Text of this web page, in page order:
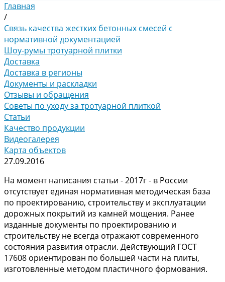
Главная
/
Связь качества жестких бетонных смесей с
нормативной документацией
Шоу-румы тротуарной плитки
Доставка
Доставка в регионы
Документы и раскладки
Отзывы и обращения
Советы по уходу за тротуарной плиткой
Статьи
Качество продукции
Видеогалерея
Карта объектов
27.09.2016
На момент написания статьи - 2017г - в России
отсутствует единая нормативная методическая база
по проектированию, строительству и эксплуатации
дорожных покрытий из камней мощения. Ранее
изданные документы по проектированию и
строительству не всегда отражают современного
состояния развития отрасли. Действующий ГОСТ
17608 ориентирован по большей части на плиты,
изготовленные методом пластичного формования.